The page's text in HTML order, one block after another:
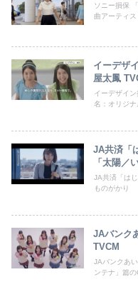
ソニー損保
曲アーティ
イーデザ
屋太鳳
イーデザイ
名：オリジ
JA共済「
「太陽／
JA共済「は
ものがかり
JAバンク
TVCM
JAバンクあ
ンテナ」篇の